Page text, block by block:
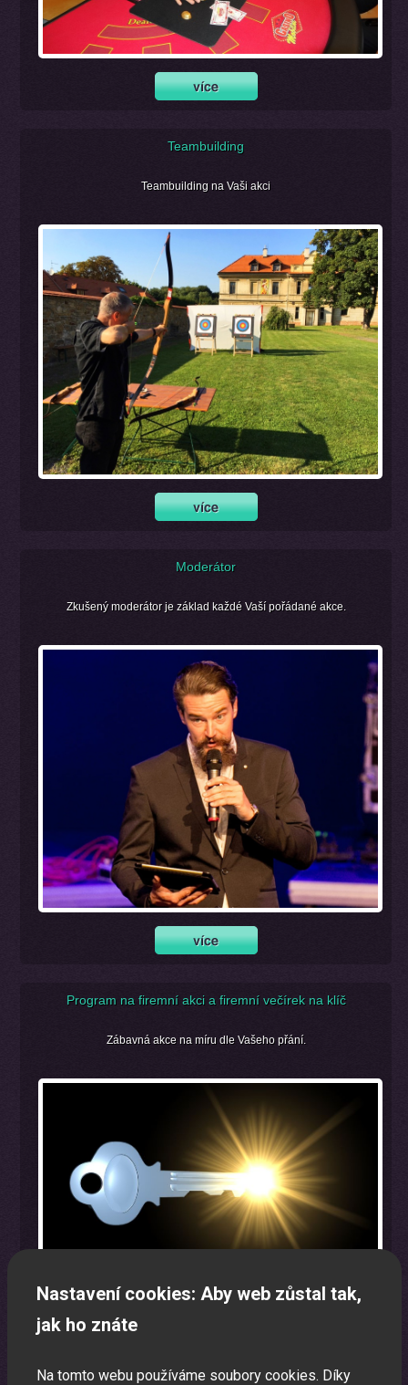
Teambuilding
Teambuilding na Vaši akci
Moderátor
Zkušený moderátor je základ každé Vaší pořádané akce.
Program na firemní akci a firemní večírek na klíč
Zábavná akce na míru dle Vašeho přání.
Nastavení cookies: Aby web zůstal tak,
jak ho znáte
Na tomto webu používáme soubory cookies. Díky